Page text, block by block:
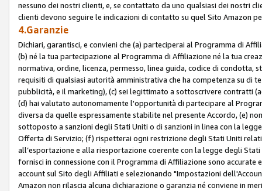
nessuno dei nostri clienti, e, se contattato da uno qualsiasi dei nostri
clienti devono seguire le indicazioni di contatto su quel Sito Amazon
4.Garanzie
Dichiari, garantisci, e convieni che (a) parteciperai al Programma di
(b) né la tua partecipazione al Programma di Affiliazione né la tua
normativa, ordine, licenza, permesso, linea guida, codice di
requisiti di qualsiasi autorità amministrativa che ha competenza su di
pubblicità, e il marketing), (c) sei legittimato a sottoscrivere contratti
(d) hai valutato autonomamente l'opportunità di partecipare al
diversa da quelle espressamente stabilite nel presente Accordo, (e)
sottoposto a sanzioni degli Stati Uniti o di sanzioni in linea con la
Offerta di Servizio; (f) rispetterai ogni restrizione degli Stati Uniti
all’esportazione e alla riesportazione coerente con la legge degli
fornisci in connessione con il Programma di Affiliazione sono
account sul Sito degli Affiliati e selezionando "Impostazioni
Amazon non rilascia alcuna dichiarazione o garanzia né conviene in